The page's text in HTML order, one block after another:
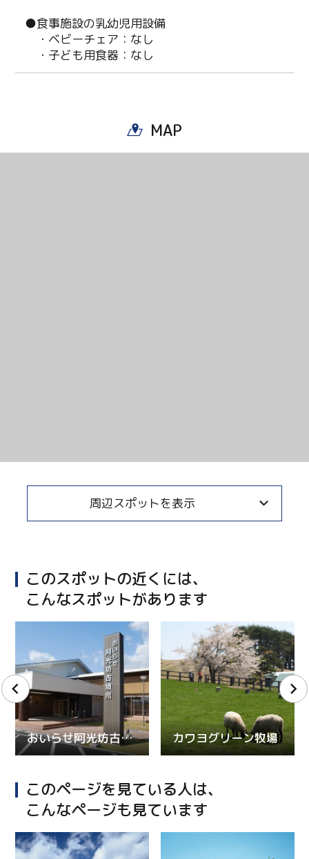
●食事施設の乳幼児用設備
・ベビーチェア：なし
・子ども用食器：なし
MAP
周辺スポットを表示
このスポットの近くには、
こんなスポットがあります
おいらせ阿光坊古墳館 カワヨグリーン牧場
このページを見ている人は、
こんなページも見ています